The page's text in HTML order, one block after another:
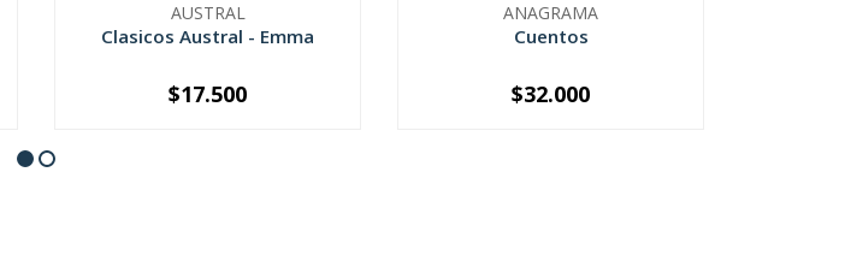
AUSTRAL
Clasicos Austral - Emma
+
$17.500
ANAGRAMA
Cuentos
+
$32.000